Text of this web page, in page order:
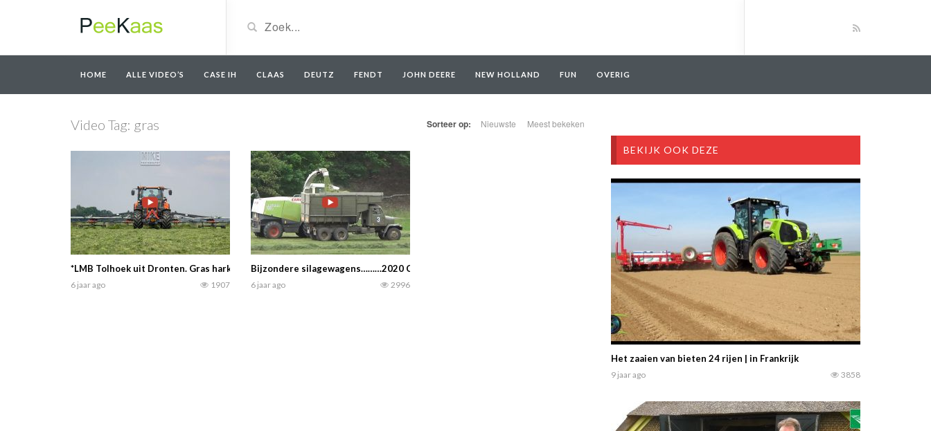
HOME ALLE VIDEO’S CASE IH CLAAS DEUTZ FENDT JOHN DEERE NEW HOLLAND FUN OVERIG
Video Tag: gras Sorteer op: Nieuwste Meest bekeken
*LMB Tolhoek uit Dronten. Gras harken 2020 met een Kubota M7152 en een Kubota RA4513. — Mike van den Hardenberg
6 jaar ago 1907
Bijzondere silagewagens………2020 Claas Jaguar 850 a 4x Praga V3S
6 jaar ago 2996
BEKIJK OOK DEZE
Het zaaien van bieten 24 rijen | in Frankrijk
9 jaar ago 3858